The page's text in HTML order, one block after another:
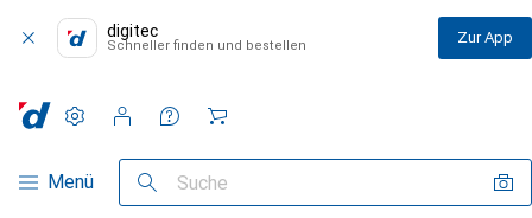
digitec
Schneller finden und bestellen Zur App
Navigation nach Kategorien
Menü Suche
Einstellungen
Kundenkonto
Vergleichslisten
Merklisten
Warenkorb